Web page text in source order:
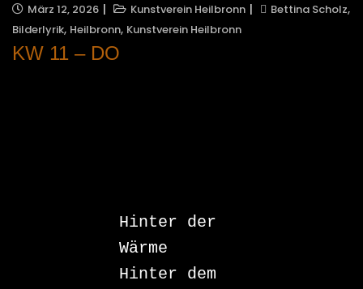
März 12, 2026 Kunstverein Heilbronn Bettina Scholz,
Bilderlyrik, Heilbronn, Kunstverein Heilbronn
KW 11 – DO
Hinter der
Wärme
Hinter dem